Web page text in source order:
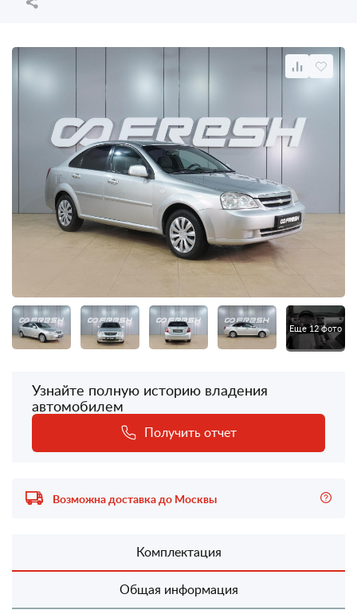
Еще 12 фото
Узнайте полную историю владения
автомобилем
Получить отчет
Возможна доставка до Москвы
Комплектация
Общая информация